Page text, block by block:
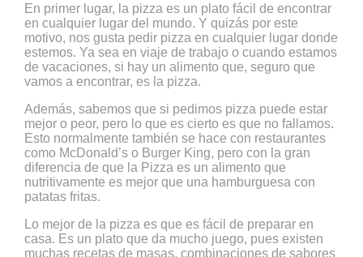
En primer lugar, la pizza es un plato fácil de encontrar
en cualquier lugar del mundo. Y quizás por este
motivo, nos gusta pedir pizza en cualquier lugar donde
estemos. Ya sea en viaje de trabajo o cuando estamos
de vacaciones, si hay un alimento que, seguro que
vamos a encontrar, es la pizza.
Además, sabemos que si pedimos pizza puede estar
mejor o peor, pero lo que es cierto es que no fallamos.
Esto normalmente también se hace con restaurantes
como McDonald’s o Burger King, pero con la gran
diferencia de que la Pizza es un alimento que
nutritivamente es mejor que una hamburguesa con
patatas fritas.
Lo mejor de la pizza es que es fácil de preparar en
casa. Es un plato que da mucho juego, pues existen
muchas recetas de masas, combinaciones de sabores